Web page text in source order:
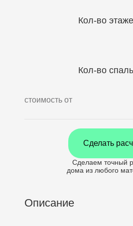
Кол-во
Кол-во
стоимость от
Сделать
Сделаем точный
дома из любого
Описание